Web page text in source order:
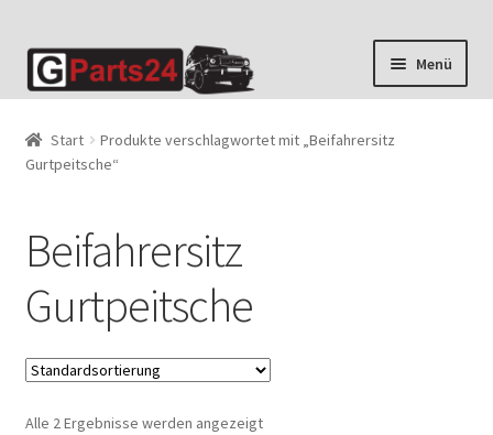
Zur
Navigation
Zum
Inhalt
Menü
Start
Produkte verschlagwortet mit „Beifahrersitz
Gurtpeitsche“
Beifahrersitz
Gurtpeitsche
Alle 2 Ergebnisse werden angezeigt